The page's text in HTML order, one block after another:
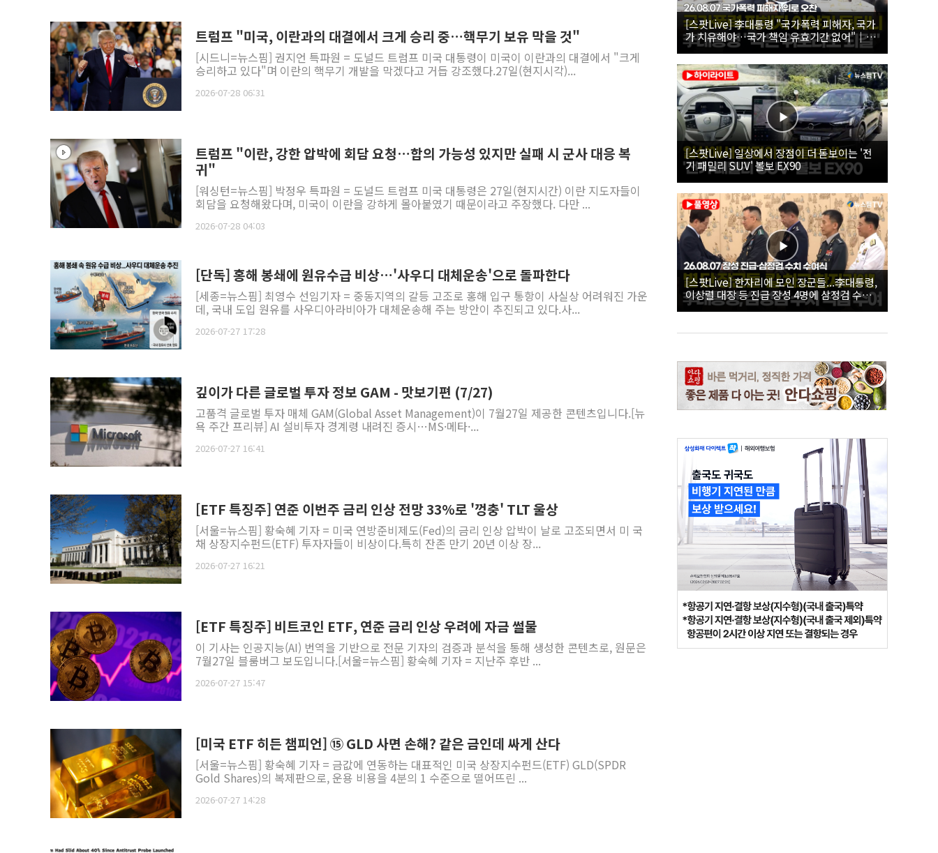
트럼프 "미국, 이란과의 대결에서 크게 승리 중…핵무기 보유 막을 것"
[시드니=뉴스핌] 권지언 특파원 = 도널드 트럼프 미국 대통령이 미국이 이란과의 대결에서 "크게
승리하고 있다"며 이란의 핵무기 개발을 막겠다고 거듭 강조했다.27일(현지시각)...
2026-07-28 06:31
트럼프 "이란, 강한 압박에 회담 요청…합의 가능성 있지만 실패 시 군사 대응 복
귀"
[워싱턴=뉴스핌] 박정우 특파원 = 도널드 트럼프 미국 대통령은 27일(현지시간) 이란 지도자들이
회담을 요청해왔다며, 미국이 이란을 강하게 몰아붙였기 때문이라고 주장했다. 다만 ...
2026-07-28 04:03
[단독] 홍해 봉쇄에 원유수급 비상…'사우디 대체운송'으로 돌파한다
[세종=뉴스핌] 최영수 선임기자 = 중동지역의 갈등 고조로 홍해 입구 통항이 사실상 어려워진 가운
데, 국내 도입 원유를 사우디아라비아가 대체운송해 주는 방안이 추진되고 있다.사...
2026-07-27 17:28
깊이가 다른 글로벌 투자 정보 GAM - 맛보기편 (7/27)
고품격 글로벌 투자 매체 GAM(Global Asset Management)이 7월27일 제공한 콘텐츠입니다.[뉴
욕 주간 프리뷰] AI 설비투자 경계령 내려진 증시…MS·메타·...
2026-07-27 16:41
[ETF 특징주] 연준 이번주 금리 인상 전망 33%로 '껑충' TLT 울상
[서울=뉴스핌] 황숙혜 기자 = 미국 연방준비제도(Fed)의 금리 인상 압박이 날로 고조되면서 미 국
채 상장지수펀드(ETF) 투자자들이 비상이다.특히 잔존 만기 20년 이상 장...
2026-07-27 16:21
[ETF 특징주] 비트코인 ETF, 연준 금리 인상 우려에 자금 썰물
이 기사는 인공지능(AI) 번역을 기반으로 전문 기자의 검증과 분석을 통해 생성한 콘텐츠로, 원문은
7월27일 블룸버그 보도입니다.[서울=뉴스핌] 황숙혜 기자 = 지난주 후반 ...
2026-07-27 15:47
[미국 ETF 히든 챔피언] ⑮ GLD 사면 손해? 같은 금인데 싸게 산다
[서울=뉴스핌] 황숙혜 기자 = 금값에 연동하는 대표적인 미국 상장지수펀드(ETF) GLD(SPDR
Gold Shares)의 복제판으로, 운용 비용을 4분의 1 수준으로 떨어뜨린 ...
2026-07-27 14:28
[스팟Live] 李대통령 "국가폭력 피해자, 국가
가 치유해야…국가 책임 유효기간 없어"｜
26.08.07 국가폭력 피해자 위로 오찬
[스팟Live] 일상에서 장점이 더 돋보이는 '전
기 패밀리 SUV' 볼보 EX90
[스팟Live] 한자리에 모인 장군들...李대통령,
이상렬 대장 등 진급 장성 4명에 삼정검 수치
직접 수여｜26.08.07 장성 진급·삼정검 수치